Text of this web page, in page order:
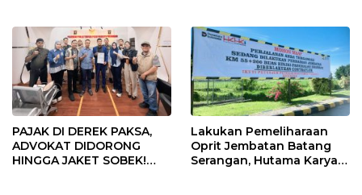
PAJAK DI DEREK PAKSA,
ADVOKAT DIDORONG
HINGGA JAKET SOBEK!
Lakukan Pemeliharaan
Oprit Jembatan Batang
Serangan, Hutama Karya